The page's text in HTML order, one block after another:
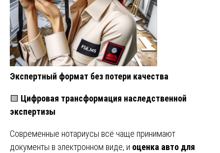
Экспертный формат без потери качества
🟨 Цифровая трансформация наследственной
экспертизы
Современные нотариусы всё чаще принимают
документы в электронном виде, и оценка авто для